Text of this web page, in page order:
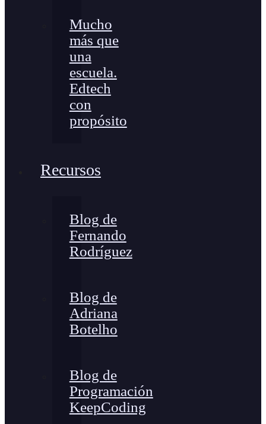
Mucho
más que
una
escuela.
Edtech
con
propósito
Recursos
Blog de
Fernando
Rodríguez
Blog de
Adriana
Botelho
Blog de
Programación
KeepCoding